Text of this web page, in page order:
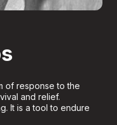
of response to the
and relief.
It is a tool to endure